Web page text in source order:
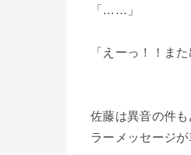
「……」
「えーっ！！ま
佐藤は異音の件
ラーメッセージ